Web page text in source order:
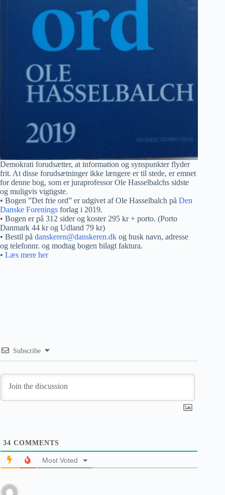
Demokrati forudsætter, at information og synspunkter flyder
frit. At disse forudsætninger ikke længere er til stede, er emnet
for denne bog, som er juraprofessor Ole Hasselbalchs sidste
og muligvis vigtigste.
• Bogen ”Det frie ord” er udgivet af Ole Hasselbalch på Den
Danske Forenings forlag i 2019.
• Bogen er på 312 sider og koster 295 kr + porto. (Porto
Danmark 44 kr og Udland 79 kr)
• Bestil på danskeren@danskeren.dk og husk navn, adresse
og telefonnr. og modtag bogen bilagt faktura.
• Læs mere her
Subscribe
34 COMMENTS
Most Voted